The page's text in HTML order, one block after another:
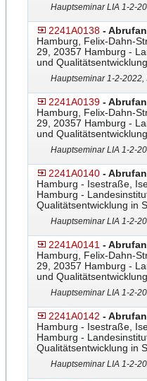
Hauptseminar LIA 1-2-
2241A0138 -
Hamburg, Felix-Dahn-
29, 20357 Hamburg -
und
Hauptseminar 1-2-2022,
2241A0139 -
Hamburg, Felix-Dahn-
29, 20357 Hamburg -
und
Hauptseminar LIA 1-2-
2241A0140 -
Hamburg - Isestraße,
Hamburg -
Qualitätsentwicklung in
Hauptseminar LIA 1-2-
2241A0141 -
Hamburg, Felix-Dahn-
29, 20357 Hamburg -
und
Hauptseminar LIA 1-2-
2241A0142 -
Hamburg - Isestraße,
Hamburg -
Qualitätsentwicklung in
Hauptseminar LIA 1-2-